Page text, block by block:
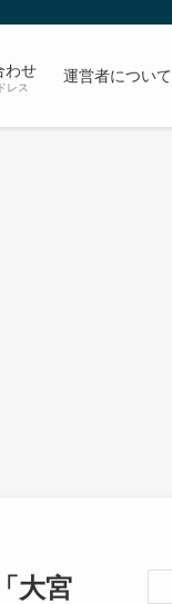
わせ
レス
運営者について
大宮